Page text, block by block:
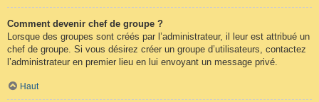
Comment devenir chef de groupe ?
Lorsque des groupes sont créés par l’administrateur, il leur est attribué un
chef de groupe. Si vous désirez créer un groupe d’utilisateurs, contactez
l’administrateur en premier lieu en lui envoyant un message privé.
Haut